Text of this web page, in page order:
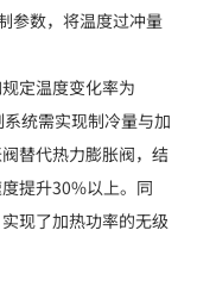
参数，将温度过冲量
定温度变化率为
统需实现制冷量与加
替代热力膨胀阀，结
提升30%以上。同
现了加热功率的无级